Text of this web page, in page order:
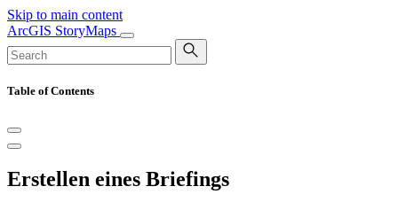
Skip to main content
ArcGIS StoryMaps
Table of Contents
Erstellen eines Briefings